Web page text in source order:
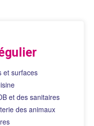
et surfaces
et des sanitaires
des animaux